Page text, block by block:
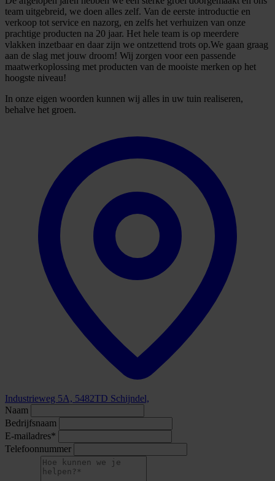
team uitgebreid, we doen alles zelf. Van de eerste introductie en
verkoop tot service en nazorg, en zelfs het verhuizen van onze
prachtige producten na 20 jaar. Het hele team is op meerdere
vlakken inzetbaar en daar zijn we ontzettend trots op.We gaan graag
aan de slag met jouw droom! Wij zorgen voor een passende
maatwerkoplossing met producten van de mooiste merken op het
hoogste niveau!
In onze eigen woorden kunnen wij alles in uw tuin realiseren,
behalve het groen.
Industrieweg 5A, 5482TD Schijndel,
Naam
Bedrijfsnaam
E-mailadres*
Telefoonnummer